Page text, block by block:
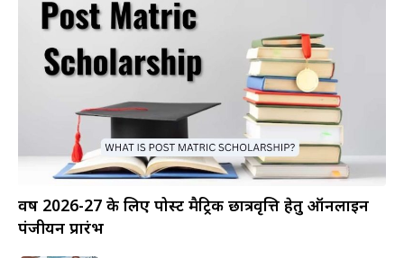
वर्ष 2026-27 के लिए पोस्ट मैट्रिक छात्रवृत्ति हेतु ऑनलाइन
पंजीयन प्रारंभ